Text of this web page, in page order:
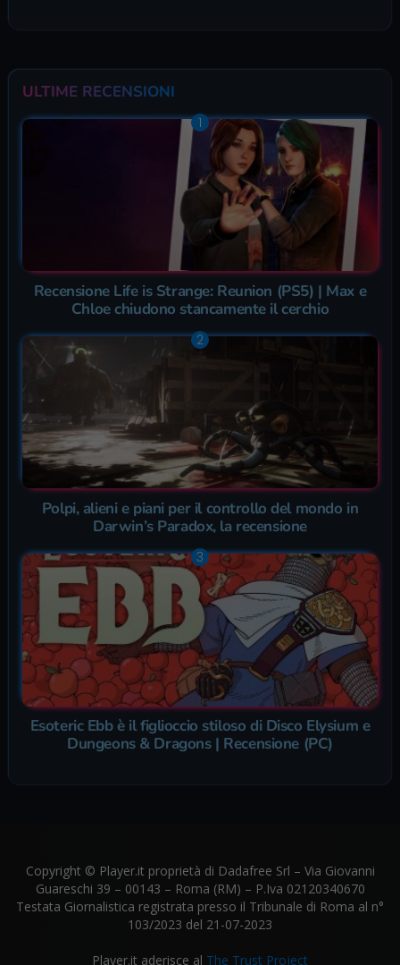
ULTIME RECENSIONI
Recensione Life is Strange: Reunion (PS5) | Max e
Chloe chiudono stancamente il cerchio
Polpi, alieni e piani per il controllo del mondo in
Darwin’s Paradox, la recensione
Esoteric Ebb è il figlioccio stiloso di Disco Elysium e
Dungeons & Dragons | Recensione (PC)
Copyright © Player.it proprietà di Dadafree Srl – Via Giovanni
Guareschi 39 – 00143 – Roma (RM) – P.Iva 02120340670
Testata Giornalistica registrata presso il Tribunale di Roma al n°
103/2023 del 21-07-2023
Player.it aderisce al The Trust Project